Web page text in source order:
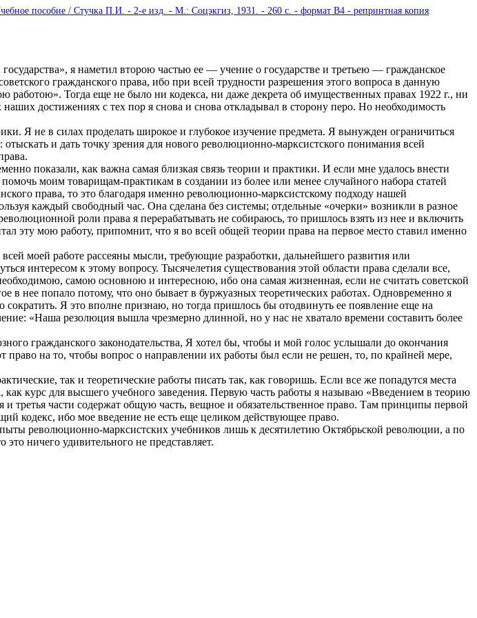
пособие / Стучка П.И. - 2-е изд. - М.: Соцэкгиз, 1931. - 260 с. - формат В4 - репринтная копия
я наметил второю частью ее — учение о государстве и третьею — гражданское
гражданского права, ибо при всей трудности разрешения этого вопроса в данную
Тогда еще не было ни кодекса, ни даже декрета об имущественных правах 1922 г., ни
достижениях с тех пор я снова и снова откладывал в сторону перо. Но необходимость
Я не в силах проделать широкое и глубокое изучение предмета. Я вынужден ограничиться
и дать точку зрения для нового революционно-марксистского понимания всей
показали, как важна самая близкая связь теории и практики. И если мне удалось внести
моим товарищам-практикам в создании из более или менее случайного набора статей
права, то это благодаря именно революционно-марксистскому подходу нашей
каждый свободный час. Она сделана без системы; отдельные «очерки» возникли в разное
роли права я перерабатывать не собираюсь, то пришлось взять из нее и включить
эту мою работу, припомнит, что я во всей общей теории права на первое место ставил именно
моей работе рассеяны мысли, требующие разработки, дальнейшего развития или
интересом к этому вопросу. Тысячелетия существования этой области права сделали все,
самою основною и интересною, ибо она самая жизненная, если не считать советской
в нее попало потому, что оно бывает в буржуазных теоретических работах. Одновременно я
Я это вполне признаю, но тогда пришлось бы отодвинуть ее появление еще на
«Наша резолюция вышла чрезмерно длинной, но у нас не хватало времени составить более
гражданского законодательства, Я хотел бы, чтобы и мой голос услышали до окончания
на то, чтобы вопрос о направлении их работы был если не решен, то, по крайней мере,
так и теоретические работы писать так, как говоришь. Если все же попадутся места
курс для высшего учебного заведения. Первую часть работы я называю «Введением в теорию
третья части содержат общую часть, вещное и обязательственное право. Там принципы первой
кодекс, ибо мое введение не есть еще целиком действующее право.
революционно-марксистских учебников лишь к десятилетию Октябрьской революции, а по
ничего удивительного не представляет.